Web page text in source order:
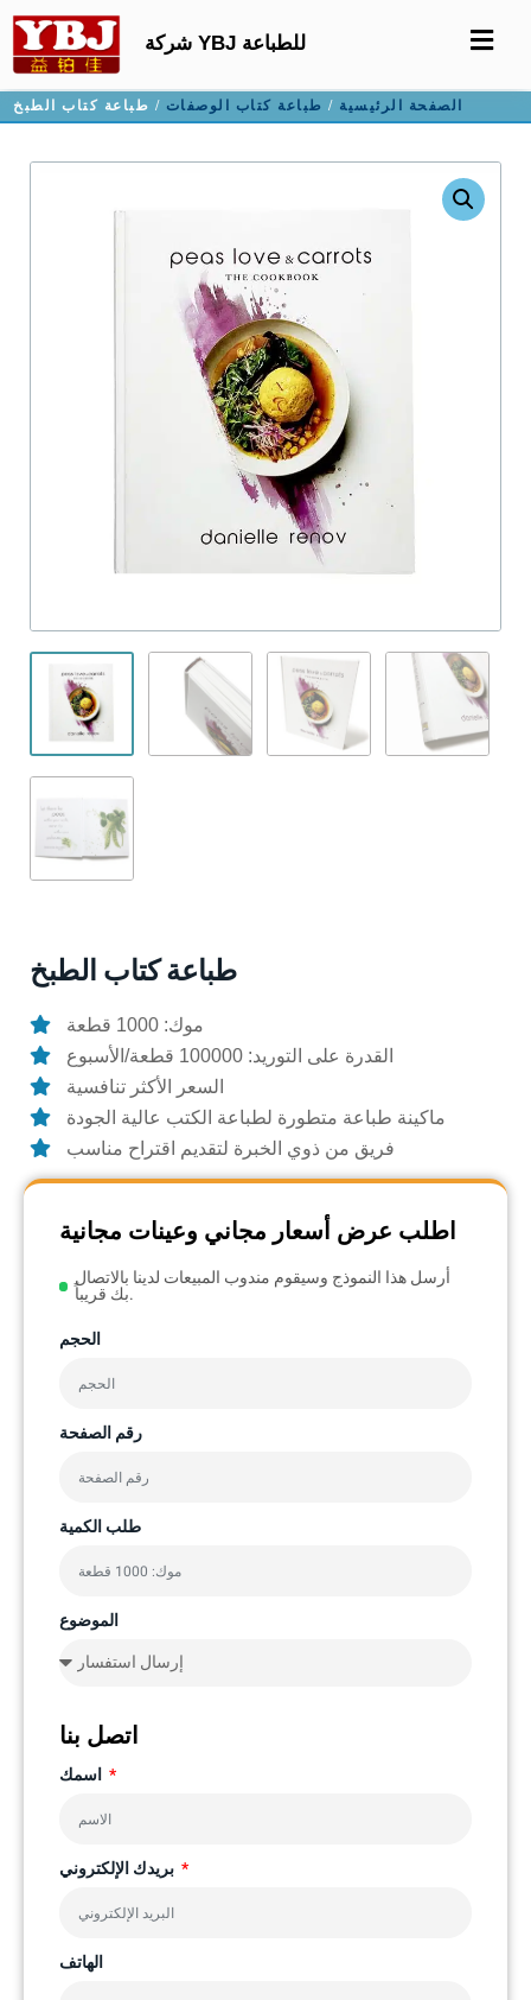
شركة YBJ للطباعة
الصفحة الرئيسية / طباعة كتاب الوصفات / طباعة كتاب الطبخ
طباعة كتاب الطبخ
موك: 1000 قطعة
القدرة على التوريد: 100000 قطعة/الأسبوع
السعر الأكثر تنافسية
ماكينة طباعة متطورة لطباعة الكتب عالية الجودة
فريق من ذوي الخبرة لتقديم اقتراح مناسب
اطلب عرض أسعار مجاني وعينات مجانية
أرسل هذا النموذج وسيقوم مندوب المبيعات لدينا بالاتصال
بك قريباً.
الحجم
رقم الصفحة
طلب الكمية
الموضوع
اتصل بنا
الهاتف